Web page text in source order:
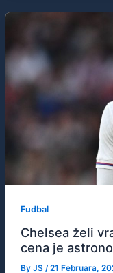
Fudbal
Chelsea želi
cena je
By JS /21 Februara,